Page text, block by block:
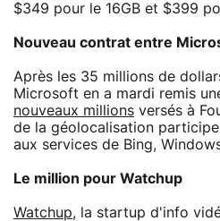
$349 pour le 16GB et $399
Nouveau contrat entre
Après les 35 millions de
Microsoft en a mardi remis
nouveaux millions versés à
de la géolocalisation
aux services de Bing,
Le million pour Watchup
Watchup, la startup d'info